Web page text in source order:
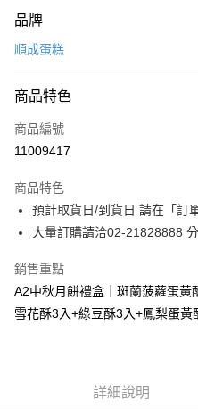
信用卡一次付款
Apple Pay
街口支付
Google Pay
全盈+PAY
大哥付你分期
相關說明
1.本服務由台灣大哥大提供，台灣大
3.實際核准額度、可分期數及費用金
4.訂單成立30分鐘內，如未前往確
AFTEE先享後付
品牌
順成蛋糕
商品特色
商品編號
11009417
商品特色
預計取貨日/到貨日 請在「訂
大量訂購請洽02-21828888
銷售重點
A2中秋月餅禮盒｜斑蘭菠蘿蛋
雪花酥3入+綠豆酥3入+鳳梨蛋黃
詳細說明